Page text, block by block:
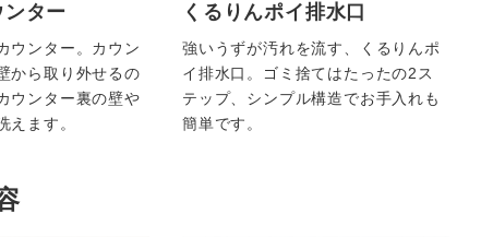
ンター
ウンター。カウン
から取り外せるの
ウンター裏の壁や
えます。
くるりんポイ排水口
強いうずが汚れを流す、くるりんポ
イ排水口。ゴミ捨てはたったの2ス
テップ、シンプル構造でお手入れも
簡単です。